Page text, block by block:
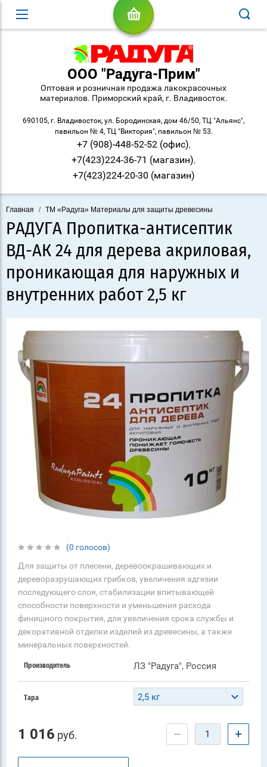
ООО "Радуга-Прим"
Оптовая и розничная продажа лакокрасочных
материалов. Приморский край, г. Владивосток.
690105, г. Владивосток, ул. Бородинская, дом 46/50, ТЦ "Альянс",
павильон № 4, ТЦ "Виктория", павильон № 53.
+7 (908)-448-52-52 (офис),
+7(423)224-36-71 (магазин),
+7(423)224-20-30 (магазин)
Главная / ТМ «Радуга» Материалы для защиты древесины
РАДУГА Пропитка-антисептик
ВД-АК 24 для дерева акриловая,
проникающая для наружных и
внутренних работ 2,5 кг
(0 голосов)
Для защиты от плесени, деревоокрашивающих и
дереворазрушающих грибков, увеличения адгезии
последующего слоя, стабилизации впитывающей
способности поверхности и уменьшения расхода
финишного покрытия, для увеличения срока службы и
декоративной отделки изделий из древесины, а также
минеральных поверхностей.
Производитель ЛЗ "Радуга", Россия
Тара 2,5 кг
1 016 руб. − +